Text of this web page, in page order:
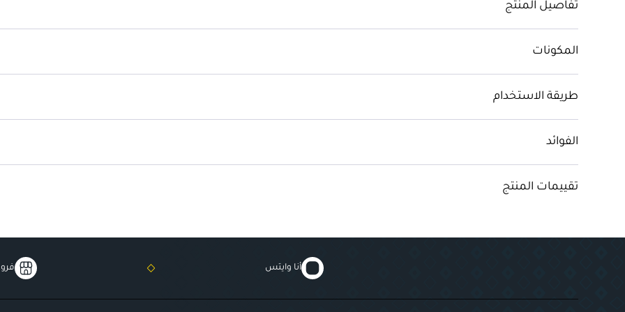
تفاصيل المنتج
المكونات
طريقة الاستخدام
الفوائد
تقييمات المنتج
أنا وايتس